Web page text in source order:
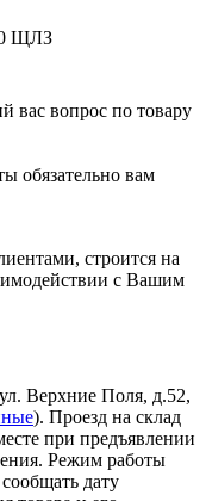
ЩЛЗ
вас вопрос по товару
обязательно вам
строится на
с Вашим
Верхние Поля, д.52,
). Проезд на склад
при предъявлении
Режим работы
дату